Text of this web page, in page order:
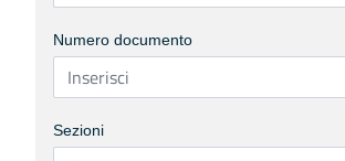
Numero documento
Sezioni